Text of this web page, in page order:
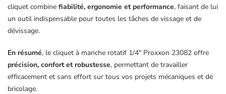
cliquet combine fiabilité, ergonomie et performance, faisant de lui
un outil indispensable pour toutes les tâches de vissage et de
dévissage.
En résumé, le cliquet à manche rotatif 1/4″ Proxxon 23082 offre
précision, confort et robustesse, permettant de travailler
efficacement et sans effort sur tous vos projets mécaniques et de
bricolage.